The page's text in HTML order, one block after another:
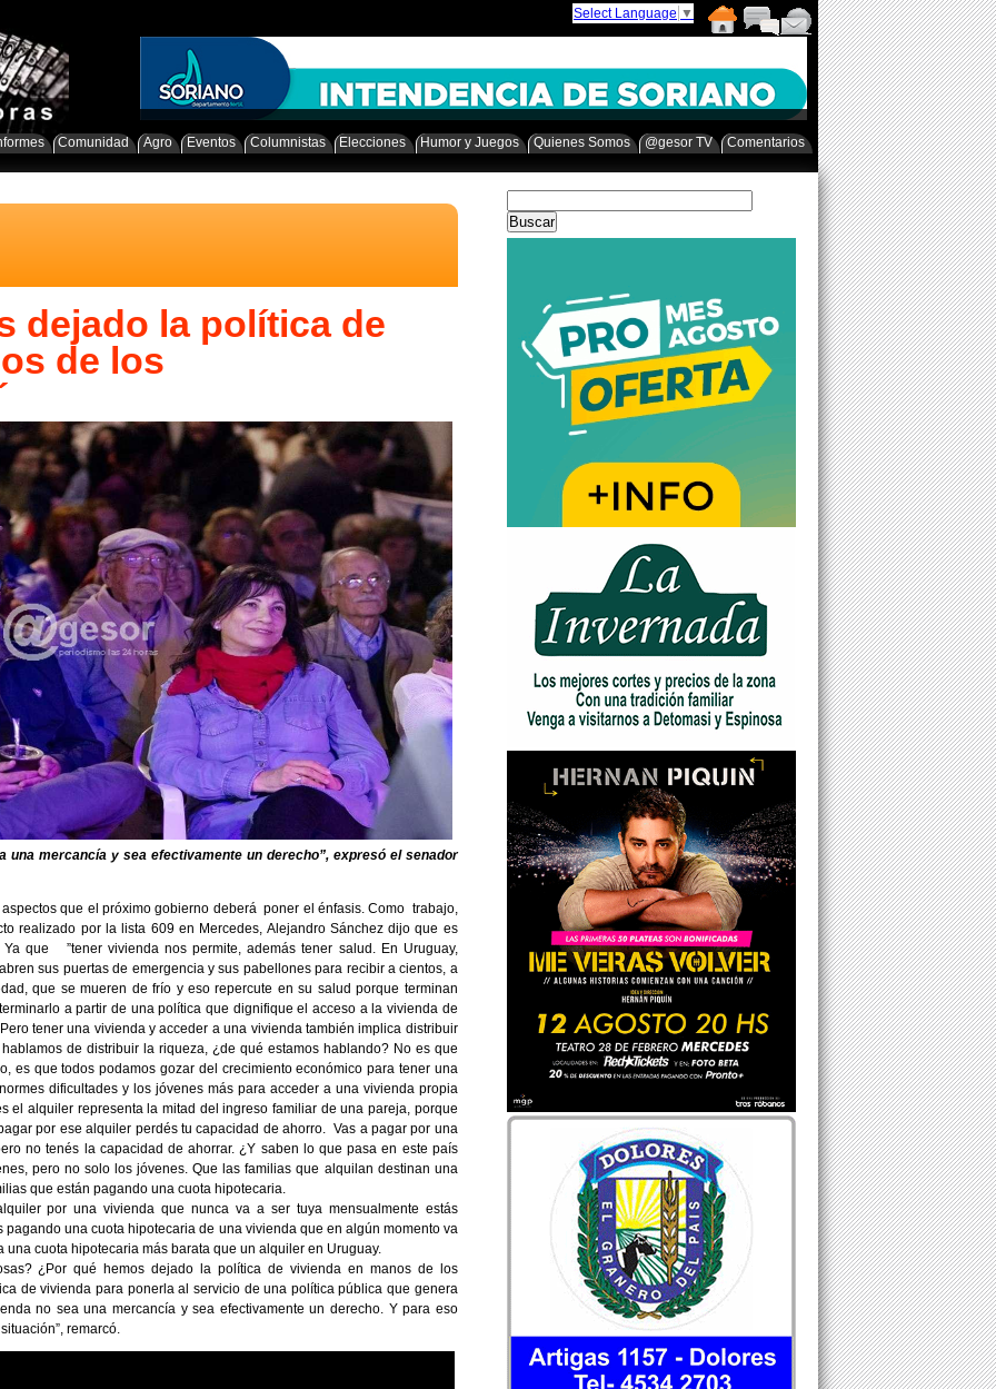
Select Language ▼
Comunidad Agro Eventos Columnistas Elecciones Humor y Juegos Quienes Somos @gesor TV Comentarios
dejado la política de
de los
una mercancía y sea efectivamente un derecho”, expresó el senador
que el próximo gobierno deberá poner el énfasis. Como trabajo,
realizado por la lista 609 en Mercedes, Alejandro Sánchez dijo que es
que ”tener vivienda nos permite, además tener salud. En Uruguay,
sus puertas de emergencia y sus pabellones para recibir a cientos, a
que se mueren de frío y eso repercute en su salud porque terminan
a partir de una política que dignifique el acceso a la vivienda de
tener una vivienda y acceder a una vivienda también implica distribuir
de distribuir la riqueza, ¿de qué estamos hablando? No es que
es que todos podamos gozar del crecimiento económico para tener una
dificultades y los jóvenes más para acceder a una vivienda propia
el alquiler representa la mitad del ingreso familiar de una pareja, porque
por ese alquiler perdés tu capacidad de ahorro. Vas a pagar por una
no tenés la capacidad de ahorrar. ¿Y saben lo que pasa en este país
pero no solo los jóvenes. Que las familias que alquilan destinan una
que están pagando una cuota hipotecaria.
por una vivienda que nunca va a ser tuya mensualmente estás
una cuota hipotecaria de una vivienda que en algún momento va
cuota hipotecaria más barata que un alquiler en Uruguay.
¿Por qué hemos dejado la política de vivienda en manos de los
de vivienda para ponerla al servicio de una política pública que genera
no sea una mercancía y sea efectivamente un derecho. Y para eso
remarcó.